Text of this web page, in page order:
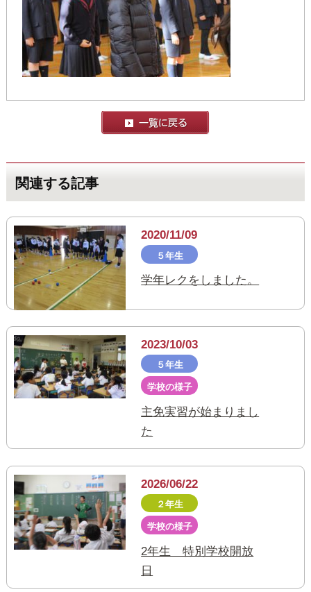
関連する記事
2020/11/09
５年生
学年レクをしました。
2023/10/03
５年生
学校の様子
主免実習が始まりまし
た
2026/06/22
２年生
学校の様子
2年生 特別学校開放
日